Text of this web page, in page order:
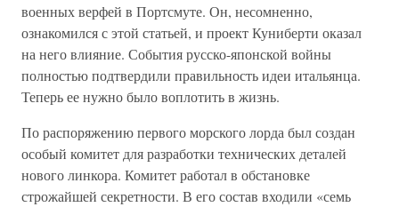
военных верфей в Портсмуте. Он, несомненно,
ознакомился с этой статьей, и проект Куниберти оказал
на него влияние. События русско-японской войны
полностью подтвердили правильность идеи итальянца.
Теперь ее нужно было воплотить в жизнь.
По распоряжению первого морского лорда был создан
особый комитет для разработки технических деталей
нового линкора. Комитет работал в обстановке
строжайшей секретности. В его состав входили «семь